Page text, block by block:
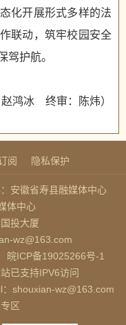
化开展形式多样的法
联动，筑牢校园安全
驾护航。
鸿冰 终审：陈炜）
阅 隐私保护
安徽省寿县融媒体中心
体中心
投大厦
wz@163.com
皖ICP备19025266号-1
已支持IPV6访问
：shouxian-wz@163.com
区